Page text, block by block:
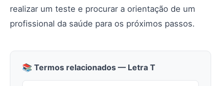
realizar um teste e procurar a orientação de um
profissional da saúde para os próximos passos.
📚 Termos relacionados — Letra T